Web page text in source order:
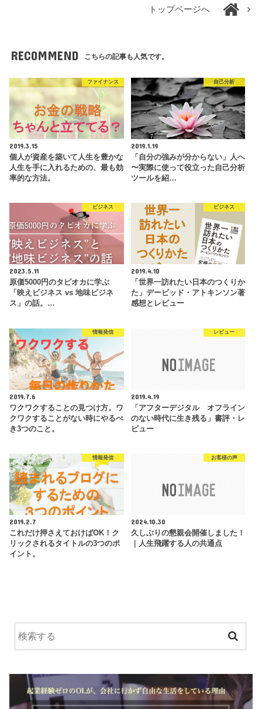
トップページへ
RECOMMEND こちらの記事も人気です。
ファイナンス
2019.3.15
個人が資産を築いて人生を豊かな
人生を手に入れるための、最も効
率的な方法。
自己分析
2019.1.19
「自分の強みが分からない」人へ
〜実際に使って役立った自己分析
ツールを紹…
ビジネス
2023.5.11
原価5000円のタピオカに学ぶ
「映えビジネス vs 地味ビジネ
ス」の話。…
ビジネス
2019.4.10
「世界一訪れたい日本のつくりか
た」デービッド・アトキンソン著
感想とレビュー
情報発信
2019.7.6
ワクワクすることの見つけ方。ワ
クワクすることがない時にやるべ
き3つのこと。
レビュー
2019.4.19
「アフターデジタル オフライン
のない時代に生き残る」書評・レ
ビュー
情報発信
2019.2.7
これだけ押さえておけばOK！ク
リックされるタイトルの3つのポ
イント。
お客様の声
2024.10.30
久しぶりの懇親会開催しました！
｜人生飛躍する人の共通点